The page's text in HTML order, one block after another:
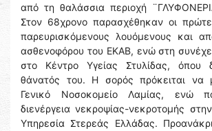
από τη θαλάσσια περιοχή
Στον 68χρονο παρασχέθηκαν οι
παρευρισκόμενους λουόμενους και
ασθενοφόρου του ΕΚΑΒ, ενώ στη
στο Κέντρο Υγείας Στυλίδας, όπου
θάνατός του. Η σορός πρόκειται να
Γενικό Νοσοκομείο Λαμίας, ενώ
διενέργεια νεκροψίας-νεκροτομής
Υπηρεσία Στερεάς Ελλάδας.